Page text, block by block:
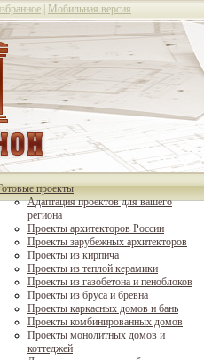
Мобильная версия
проекты
Адаптация проектов для вашего
региона
Проекты архитекторов России
Проекты зарубежных архитекторов
Проекты из кирпича
Проекты из теплой керамики
Проекты из газобетона и пеноблоков
Проекты из бруса и бревна
Проекты каркасных домов и бань
Проекты комбинированных домов
Проекты монолитных домов и
коттеджей